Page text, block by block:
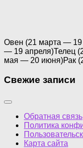
Овен (21 марта —
— 19 апреля)Телец
мая — 20 июня)Рак
Свежие записи
Обратная связь
Политика
Карта сайта